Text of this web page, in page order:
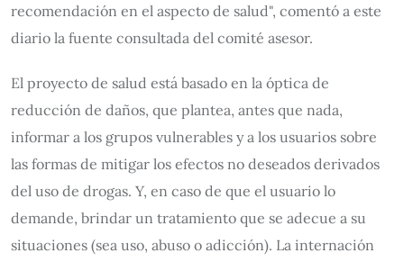
recomendación en el aspecto de salud", comentó a este
diario la fuente consultada del comité asesor.
El proyecto de salud está basado en la óptica de
reducción de daños, que plantea, antes que nada,
informar a los grupos vulnerables y a los usuarios sobre
las formas de mitigar los efectos no deseados derivados
del uso de drogas. Y, en caso de que el usuario lo
demande, brindar un tratamiento que se adecue a su
situaciones (sea uso, abuso o adicción). La internación